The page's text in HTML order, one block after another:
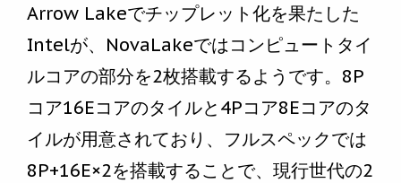
Arrow Lakeでチップレット化を果たした
Intelが、NovaLakeではコンピュートタイ
ルコアの部分を2枚搭載するようです。8P
コア16Eコアのタイルと4Pコア8Eコアのタ
イルが用意されており、フルスペックでは
8P+16E×2を搭載することで、現行世代の2